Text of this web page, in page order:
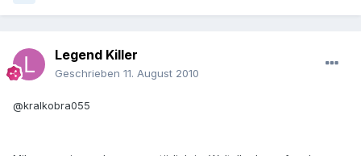
Legend Killer
Geschrieben 11. August 2010
@kralkobra055